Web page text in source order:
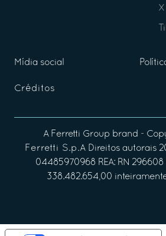
X
Mídia social
Créditos
A Ferretti Group brand -
Ferretti S.p.A Direitos autorais
04485970968 REA: RN
338.482.654,00